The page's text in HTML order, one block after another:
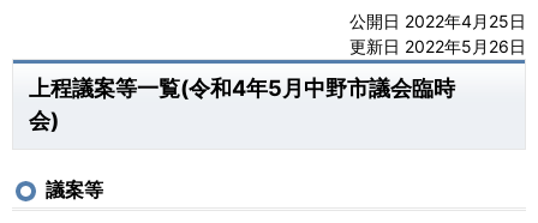
公開日 2022年4月25日
更新日 2022年5月26日
上程議案等一覧(令和4年5月中野市議会臨時
会)
議案等